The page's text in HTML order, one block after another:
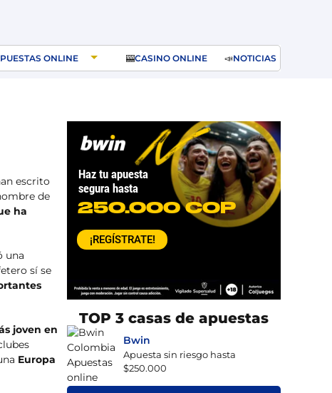
ONLINE 🎰CASINO ONLINE 📣NOTICIAS
escrito
de
ha
una
sí se
joven en
Europa
TOP 3 casas de apuestas
Bwin
Apuesta sin riesgo hasta
$250.000